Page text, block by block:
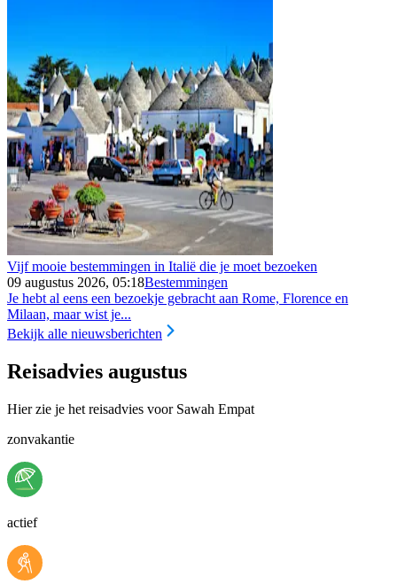
Vijf mooie bestemmingen in Italië die je moet bezoeken
09 augustus 2026, 05:18Bestemmingen
Je hebt al eens een bezoekje gebracht aan Rome, Florence en
Milaan, maar wist je...
Bekijk alle nieuwsberichten
Reisadvies augustus
Hier zie je het reisadvies voor Sawah Empat
zonvakantie
actief